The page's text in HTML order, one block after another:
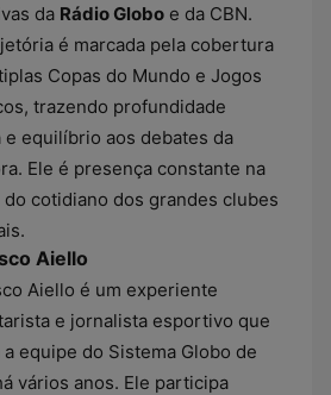
da Rádio Globo e da CBN.
é marcada pela cobertura
Copas do Mundo e Jogos
trazendo profundidade
e equilíbrio aos debates da
Ele é presença constante na
do cotidiano dos grandes clubes
Aiello
Aiello é um experiente
e jornalista esportivo que
equipe do Sistema Globo de
vários anos. Ele participa